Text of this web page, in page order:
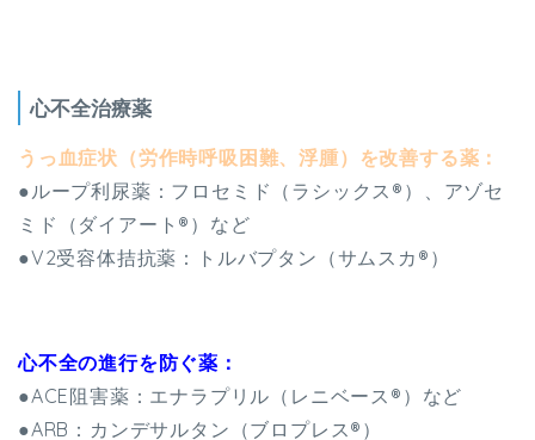
心不全治療薬
うっ血症状（労作時呼吸困難、浮腫）を改善する薬：
●ループ利尿薬：フロセミド（ラシックス®）、アゾセ
ミド（ダイアート®）など
●V2受容体拮抗薬：トルバプタン（サムスカ®）
心不全の進行を防ぐ薬：
●ACE阻害薬：エナラプリル（レニベース®）など
●ARB：カンデサルタン（ブロプレス®）